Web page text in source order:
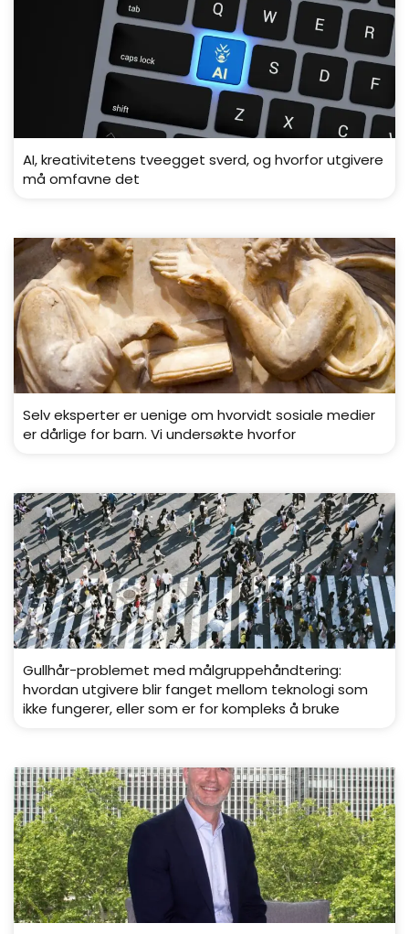
AI, kreativitetens tveegget sverd, og hvorfor utgivere
må omfavne det
Selv eksperter er uenige om hvorvidt sosiale medier
er dårlige for barn. Vi undersøkte hvorfor
Gullhår-problemet med målgruppehåndtering:
hvordan utgivere blir fanget mellom teknologi som
ikke fungerer, eller som er for kompleks å bruke